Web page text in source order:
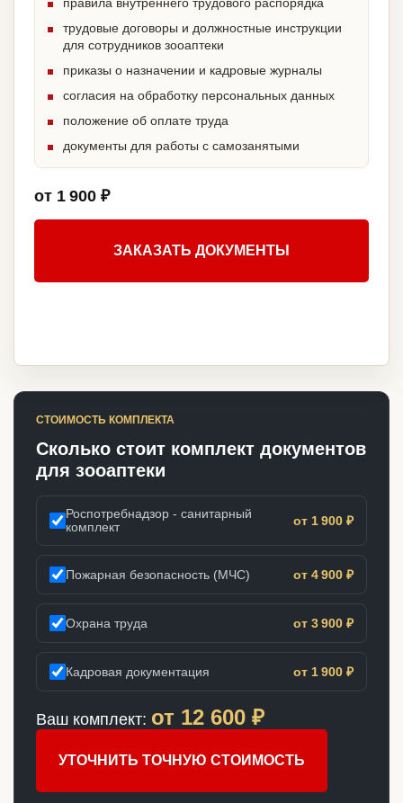
трудовые договоры и должностные инструкции
для сотрудников зооаптеки
приказы о назначении и кадровые журналы
согласия на обработку персональных данных
положение об оплате труда
документы для работы с самозанятыми
от 1 900 ₽
ЗАКАЗАТЬ ДОКУМЕНТЫ
СТОИМОСТЬ КОМПЛЕКТА
Сколько стоит комплект документов
для зооаптеки
Роспотребнадзор - санитарный
комплект
от 1 900 ₽
Пожарная безопасность (МЧС) от 4 900 ₽
Охрана труда от 3 900 ₽
Кадровая документация от 1 900 ₽
Ваш комплект: от 12 600 ₽
УТОЧНИТЬ ТОЧНУЮ СТОИМОСТЬ